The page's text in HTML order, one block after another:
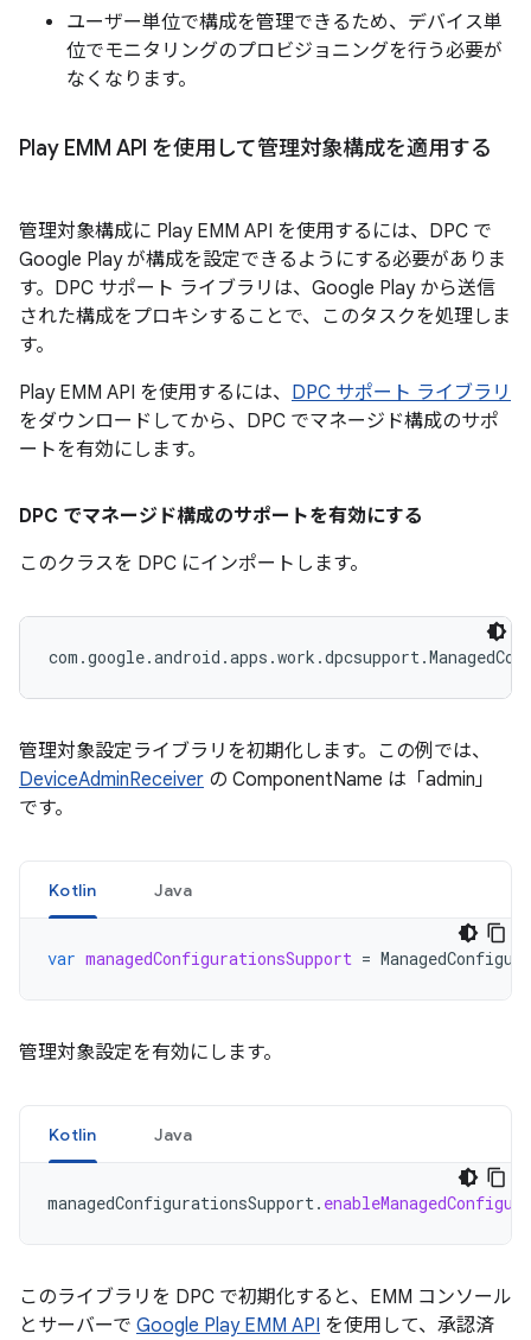
ユーザー単位で構成を管理できるため、デバイス単
位でモニタリングのプロビジョニングを行う必要が
なくなります。
Play EMM API を使用して管理対象構成を適用する
管理対象構成に Play EMM API を使用するには、DPC で
Google Play が構成を設定できるようにする必要がありま
す。DPC サポート ライブラリは、Google Play から送信
された構成をプロキシすることで、このタスクを処理しま
す。
Play EMM API を使用するには、 DPC サポート ライブラリ
をダウンロードしてから、DPC でマネージド構成のサポ
ートを有効にします。
DPC でマネージド構成のサポートを有効にする
このクラスを DPC にインポートします。
管理対象設定ライブラリを初期化します。この例では、
DeviceAdminReceiver の ComponentName は「admin」
です。
Kotlin Java
var managedConfigurationsSupport =
管理対象設定を有効にします。
Kotlin Java
managedConfigurationsSupport.
このライブラリを DPC で初期化すると、EMM コンソール
とサーバーで Google Play EMM API を使用して、承認済